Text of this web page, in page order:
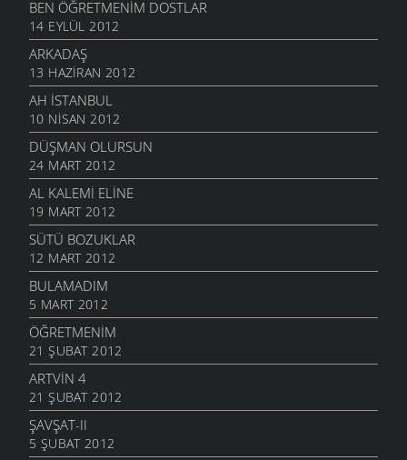
BEN ÖĞRETMENIM DOSTLAR
14 EYLÜL 2012
ARKADAŞ
13 HAZIRAN 2012
AH İSTANBUL
10 NISAN 2012
DÜŞMAN OLURSUN
24 MART 2012
AL KALEMI ELINE
19 MART 2012
SÜTÜ BOZUKLAR
12 MART 2012
BULAMADIM
5 MART 2012
ÖĞRETMENIM
21 ŞUBAT 2012
ARTVIN 4
21 ŞUBAT 2012
ŞAVŞAT-II
5 ŞUBAT 2012